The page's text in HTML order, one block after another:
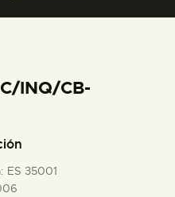
INQ/CB-
: ES 35001